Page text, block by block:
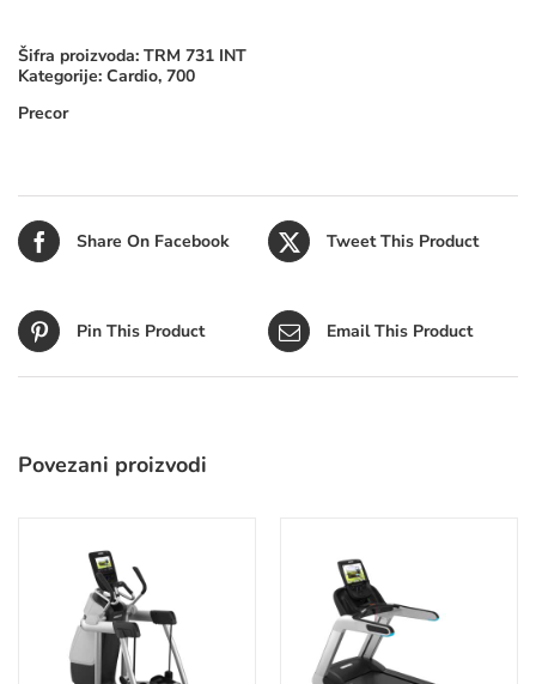
Šifra proizvoda: TRM 731 INT
Kategorije: Cardio, 700
Precor
Share On Facebook Tweet This Product
Pin This Product Email This Product
Povezani proizvodi